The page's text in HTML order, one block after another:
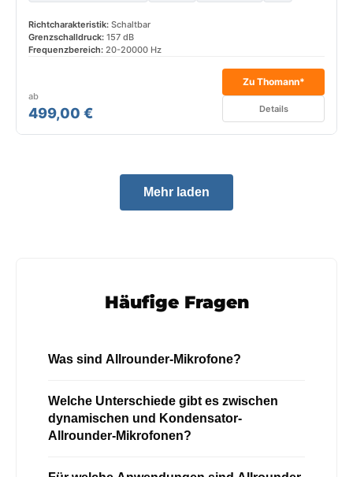
Richtcharakteristik: Schaltbar
Grenzschalldruck: 157 dB
Frequenzbereich: 20-20000 Hz
ab
499,00 €
Zu Thomann*
Details
Mehr laden
Häufige Fragen
Was sind Allrounder-Mikrofone?
Welche Unterschiede gibt es zwischen
dynamischen und Kondensator-
Allrounder-Mikrofonen?